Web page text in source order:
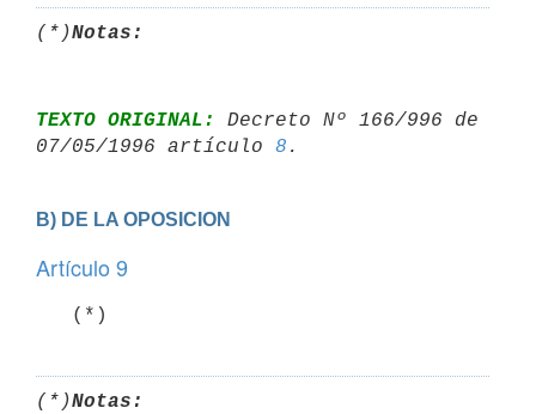
(*)Notas:
TEXTO ORIGINAL:
Decreto Nº 166/996 de
07/05/1996 artículo 8
B) DE LA OPOSICION
Artículo 9
   (*)
(*)Notas: